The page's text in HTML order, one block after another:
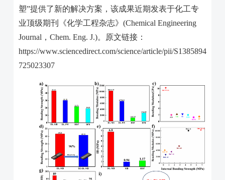
塑”提供了新的解决方案，该成果近期发表于化工专
业顶级期刊《化学工程杂志》 (Chemical Engineering
Journal ， Chem. Eng. J.)。原文链接：
https://www.sciencedirect.com/science/article/pii/S1385894
725023307